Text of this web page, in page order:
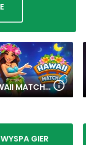
HAWAII MATCH 6
WYSPA GIER